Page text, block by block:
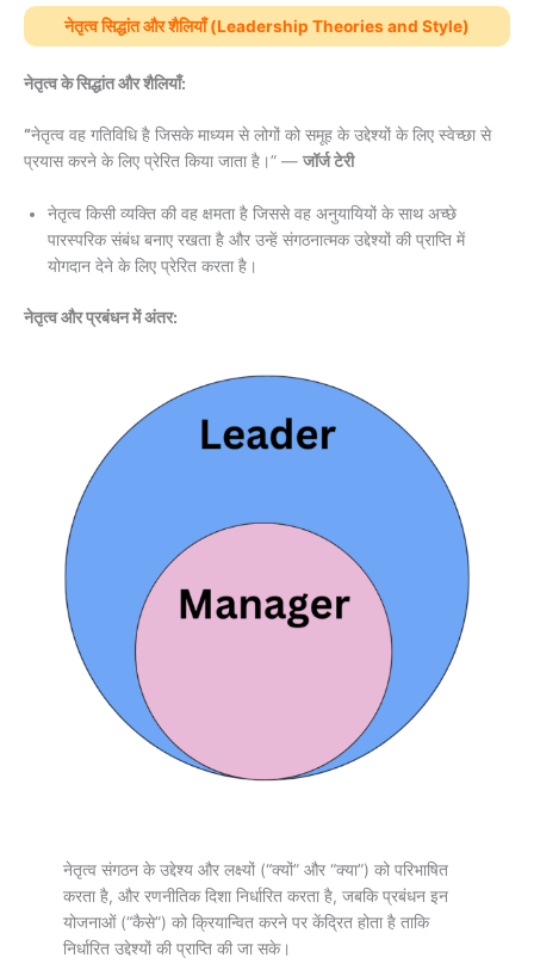
नेतृत्व सिद्धांत और शैलियाँ (Leadership Theories and Style)
नेतृत्व के सिद्धांत और शैलियाँ:
“नेतृत्व वह गतिविधि है जिसके माध्यम से लोगों को समूह के उद्देश्यों के लिए स्वेच्छा से
प्रयास करने के लिए प्रेरित किया जाता है।” — जॉर्ज टेरी
नेतृत्व किसी व्यक्ति की वह क्षमता है जिससे वह अनुयायियों के साथ अच्छे
पारस्परिक संबंध बनाए रखता है और उन्हें संगठनात्मक उद्देश्यों की प्राप्ति में
योगदान देने के लिए प्रेरित करता है।
नेतृत्व और प्रबंधन में अंतर:
नेतृत्व संगठन के उद्देश्य और लक्ष्यों (“क्यों” और “क्या”) को परिभाषित
करता है, और रणनीतिक दिशा निर्धारित करता है, जबकि प्रबंधन इन
योजनाओं (“कैसे”) को क्रियान्वित करने पर केंद्रित होता है ताकि
निर्धारित उद्देश्यों की प्राप्ति की जा सके।